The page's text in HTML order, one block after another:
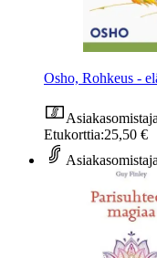
Osho, Rohkeus -
Etukorttia:25,50 €